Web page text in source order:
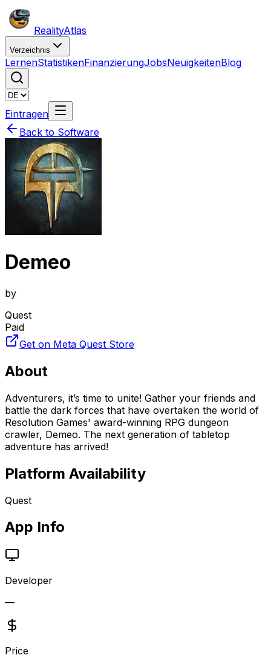
RealityAtlas
Verzeichnis
LernenStatistikenFinanzierungJobsNeuigkeitenBlog
Eintragen
Back to Software
Demeo
by
Quest
Paid
Get on Meta Quest Store
About
Adventurers, it’s time to unite! Gather your friends and
battle the dark forces that have overtaken the world of
Resolution Games' award-winning RPG dungeon
crawler, Demeo. The next generation of tabletop
adventure has arrived!
Platform Availability
Quest
App Info
Developer
—
Price